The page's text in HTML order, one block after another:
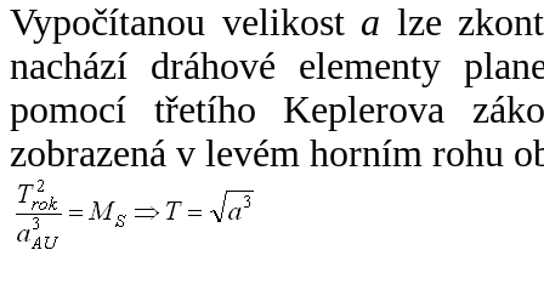
Vypočítanou velikost a lze
nachází dráhové elementy
pomocí třetího Keplerova
zobrazená v levém horním rohu